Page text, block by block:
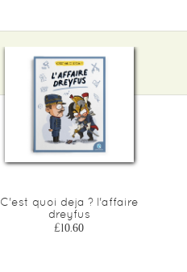
C'est quoi deja ? l'affaire
dreyfus
£10.60